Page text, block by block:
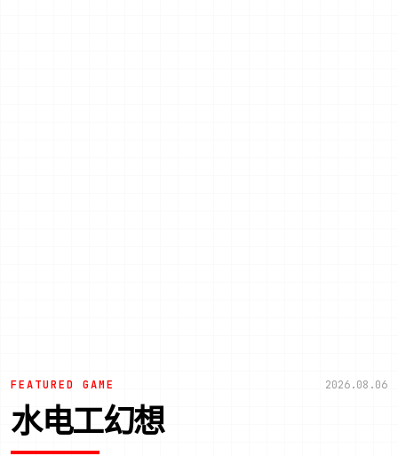
FEATURED GAME 2026.08.06
水电工幻想